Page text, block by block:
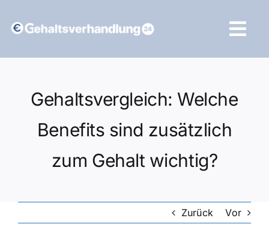
Inhalt
Gehaltsvergleich: Welche
Benefits sind zusätzlich
zum Gehalt wichtig?
Zurück Vor